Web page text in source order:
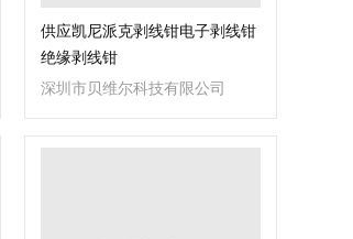
供应凯尼派克剥线钳电子剥线钳
绝缘剥线钳
深圳市贝维尔科技有限公司